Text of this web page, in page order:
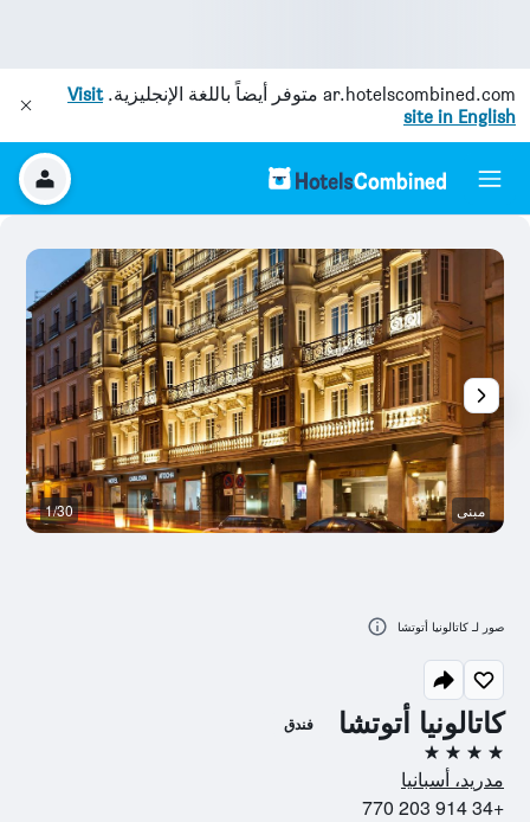
ar.hotelscombined.com متوفر أيضاً باللغة الإنجليزية.Visit
site in English
كاتالونيا أتوتشا فندق
4 نجوم
مدريد، أسبانيا
+34 914 203 770
مبنى 1/30
صور لـ كاتالونيا أتوتشا